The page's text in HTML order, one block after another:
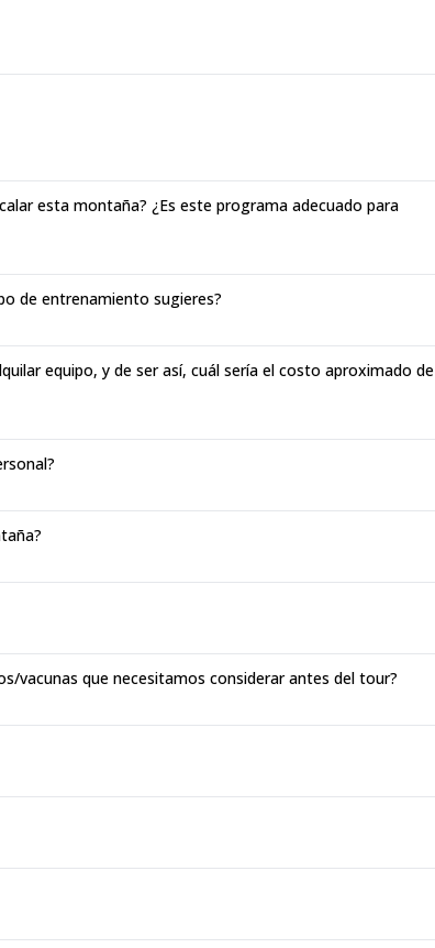
esta montaña? ¿Es este programa adecuado para
de entrenamiento sugieres?
equipo, y de ser así, cuál sería el costo aproximado de
vacunas que necesitamos considerar antes del tour?